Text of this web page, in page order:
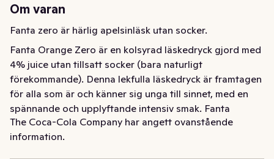
Om varan
Fanta zero är härlig apelsinläsk utan socker.
Fanta Orange Zero är en kolsyrad läskedryck gjord med
4% juice utan tillsatt socker (bara naturligt
förekommande). Denna lekfulla läskedryck är framtagen
för alla som är och känner sig unga till sinnet, med en
spännande och upplyftande intensiv smak. Fanta
betyder spontanitet – hemma, i farten och bland vänner.
Det är en perfekt kombo tillsammans med snacks. .
The Coca-Cola Company har angett ovanstående
information.